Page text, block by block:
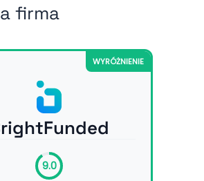
firma
WYRÓŻNIENIE
9.0